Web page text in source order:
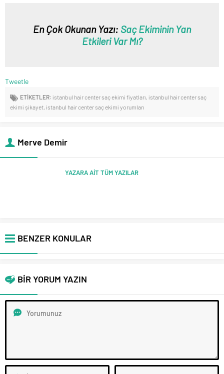
En Çok Okunan Yazı: Saç Ekiminin Yan
Etkileri Var Mı?
Tweetle
ETİKETLER: istanbul hair center saç ekimi fiyatları, istanbul hair center saç
ekimi şikayet, istanbul hair center saç ekimi yorumları
Merve Demir
YAZARA AİT TÜM YAZILAR
BENZER KONULAR
BİR YORUM YAZIN